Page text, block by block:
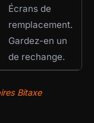
Écrans de
remplacement.
Gardez-en un
de rechange.
Bitaxe